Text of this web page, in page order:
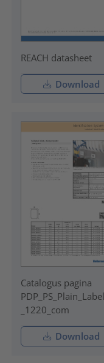
REACH datasheet
Download
Catalogus pagina
_1220_com
Download